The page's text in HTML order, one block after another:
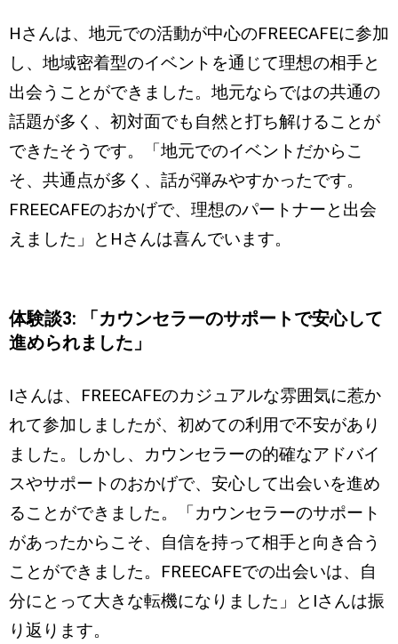
Hさんは、地元での活動が中心のFREECAFEに参加
し、地域密着型のイベントを通じて理想の相手と
出会うことができました。地元ならではの共通の
話題が多く、初対面でも自然と打ち解けることが
できたそうです。「地元でのイベントだからこ
そ、共通点が多く、話が弾みやすかったです。
FREECAFEのおかげで、理想のパートナーと出会
えました」とHさんは喜んでいます。
体験談3: 「カウンセラーのサポートで安心して
進められました」
Iさんは、FREECAFEのカジュアルな雰囲気に惹か
れて参加しましたが、初めての利用で不安があり
ました。しかし、カウンセラーの的確なアドバイ
スやサポートのおかげで、安心して出会いを進め
ることができました。「カウンセラーのサポート
があったからこそ、自信を持って相手と向き合う
ことができました。FREECAFEでの出会いは、自
分にとって大きな転機になりました」とIさんは振
り返ります。